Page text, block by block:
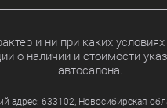
и ни при каких
о наличии и стоимости
автосалона.
633102, Новосибирская